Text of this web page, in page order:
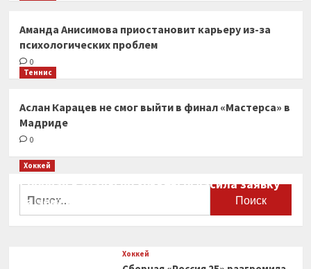
Аманда Анисимова приостановит карьеру из-за
психологических проблем
0
Теннис
Аслан Карацев не смог выйти в финал «Мастерса» в
Мадриде
0
Хоккей
Сборная Канады по хоккею огласила заявку
на чемпионат мира
Хоккей